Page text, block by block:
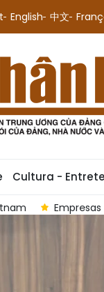
English 中文
Cultura -
agrícola